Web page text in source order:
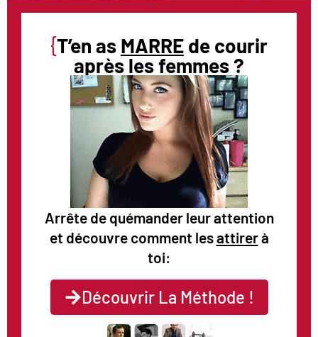
{T’en as MARRE de courir
après les femmes ?
Arrête de quémander leur attention
et découvre comment lesattirerà
toi:
Découvrir La Méthode !